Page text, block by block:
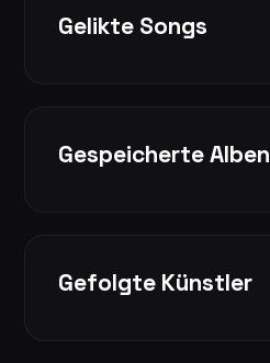
Gelikte Songs
Gespeicherte Alben
Gefolgte Künstler